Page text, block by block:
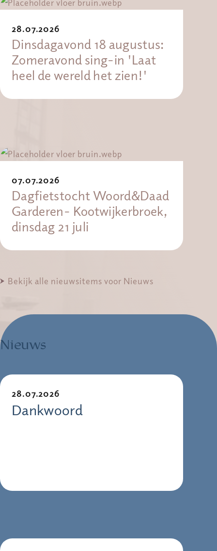
28.07.2026
Dinsdagavond 18 augustus:
Zomeravond sing-in 'Laat
heel de wereld het zien!'
07.07.2026
Dagfietstocht Woord&Daad
Garderen- Kootwijkerbroek,
dinsdag 21 juli
Bekijk alle nieuwsitems voor Nieuws
Nieuws
28.07.2026
Dankwoord